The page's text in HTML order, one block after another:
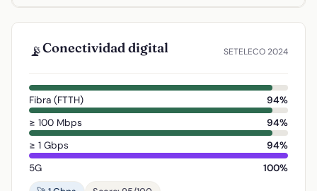
📡Conectividad digital SETELECO 2024
Fibra (FTTH)
94%
≥ 100 Mbps
94%
≥ 1 Gbps
94%
5G
100%